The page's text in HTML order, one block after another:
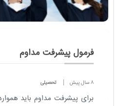
فرمول پیشرفت مداوم
8 سال پیش تحصیلی
برای پیشرفت مداوم باید